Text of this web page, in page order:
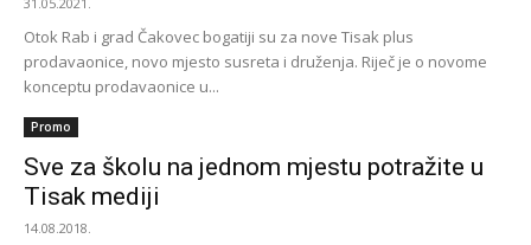
Otok Rab i grad Čakovec bogatiji su za nove Tisak plus
prodavaonice, novo mjesto susreta i druženja. Riječ je o novome
konceptu prodavaonice u...
Promo
Sve za školu na jednom mjestu potražite u
Tisak mediji
14.08.2018.